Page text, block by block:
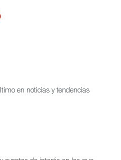
en noticias y tendencias